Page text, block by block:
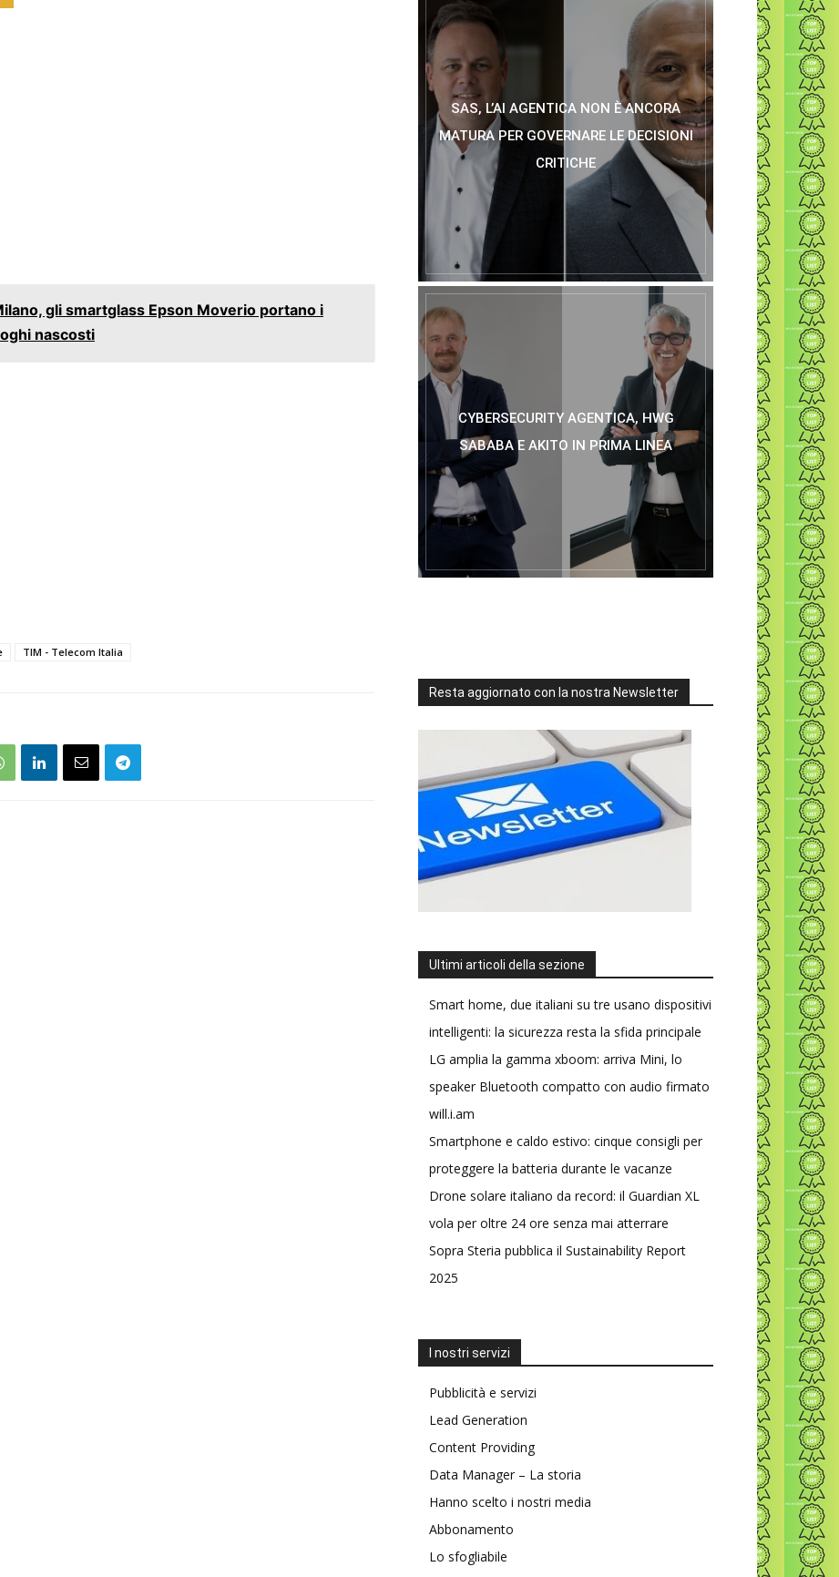
gli smartglass Epson Moverio portano i
nascosti
TIM - Telecom Italia
SAS, L’AI AGENTICA NON È ANCORA
MATURA PER GOVERNARE LE DECISIONI
CRITICHE
CYBERSECURITY AGENTICA, HWG
SABABA E AKITO IN PRIMA LINEA
Resta aggiornato con la nostra Newsletter
Ultimi articoli della sezione
Smart home, due italiani su tre usano dispositivi
intelligenti: la sicurezza resta la sfida principale
LG amplia la gamma xboom: arriva Mini, lo
speaker Bluetooth compatto con audio firmato
will.i.am
Smartphone e caldo estivo: cinque consigli per
proteggere la batteria durante le vacanze
Drone solare italiano da record: il Guardian XL
vola per oltre 24 ore senza mai atterrare
Sopra Steria pubblica il Sustainability Report
2025
I nostri servizi
Pubblicità e servizi
Lead Generation
Content Providing
Data Manager – La storia
Hanno scelto i nostri media
Abbonamento
Lo sfogliabile